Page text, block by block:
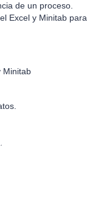
de un proceso.
Excel y Minitab
Minitab